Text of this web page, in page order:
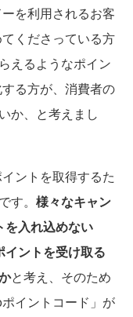
を利用されるお客
くださっている方
えるようなポイン
る方が、消費者の
か、と考えまし
ントを取得するた
。 様々なキャン
入れ込めない
ントを受け取る
と考え、そのため
イントコード」が